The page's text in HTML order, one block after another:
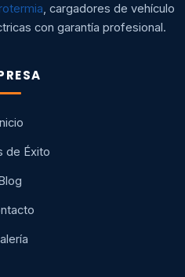
, cargadores de vehículo
con garantía profesional.
de Éxito